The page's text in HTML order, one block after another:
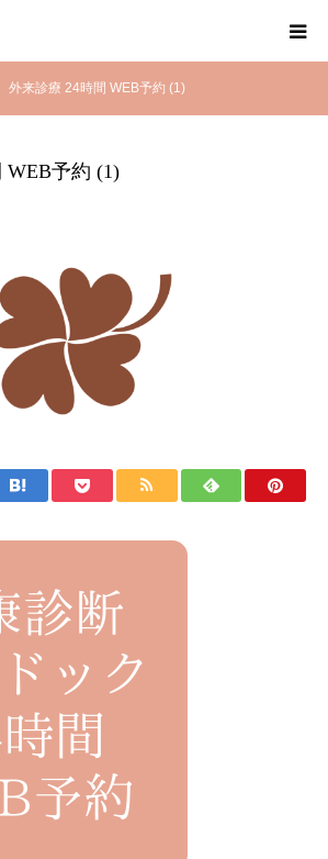
外来診療 24時間 WEB予約 (1)
WEB予約 (1)
ドック